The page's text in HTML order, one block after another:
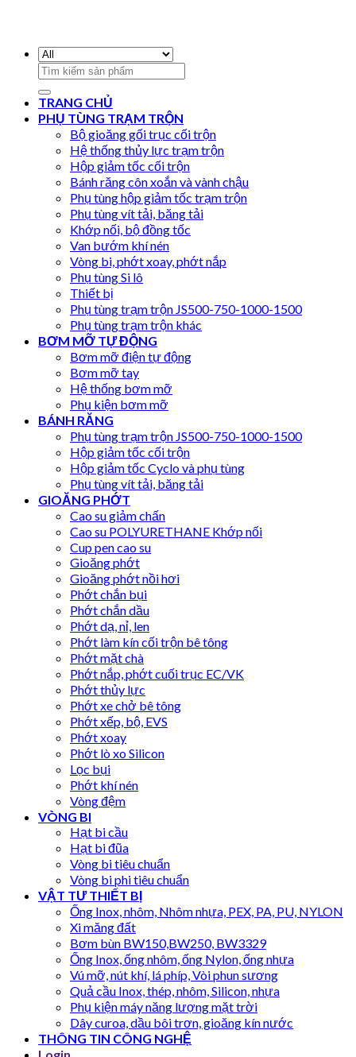
Search
for:
TRANG CHỦ
PHỤ TÙNG TRẠM TRỘN
Bộ gioăng gối trục cối trộn
Hệ thống thủy lực trạm trộn
Hộp giảm tốc cối trộn
Bánh răng côn xoắn và vành chậu
Phụ tùng hộp giảm tốc trạm trộn
Phụ tùng vít tải, băng tải
Khớp nối, bộ đồng tốc
Van bướm khí nén
Vòng bi, phớt xoay, phớt nắp
Phụ tùng Si lô
Thiết bị
Phụ tùng trạm trộn JS500-750-1000-1500
Phụ tùng trạm trộn khác
BƠM MỠ TỰ ĐỘNG
Bơm mỡ điện tự động
Bơm mỡ tay
Hệ thống bơm mỡ
Phụ kiện bơm mỡ
BÁNH RĂNG
Phụ tùng trạm trộn JS500-750-1000-1500
Hộp giảm tốc cối trộn
Hộp giảm tốc Cyclo và phụ tùng
Phụ tùng vít tải, băng tải
GIOĂNG PHỚT
Cao su giảm chấn
Cao su POLYURETHANE Khớp nối
Cup pen cao su
Gioăng phớt
Gioăng phớt nồi hơi
Phớt chắn bụi
Phớt chắn dầu
Phớt dạ, nỉ, len
Phớt làm kín cối trộn bê tông
Phớt mặt chà
Phớt nắp, phớt cuối trục EC/VK
Phớt thủy lực
Phớt xe chở bê tông
Phớt xếp, bộ, EVS
Phớt xoay
Phớt lò xo Silicon
Lọc bụi
Phớt khí nén
Vòng đệm
VÒNG BI
Hạt bi cầu
Hạt bi đũa
Vòng bi tiêu chuẩn
Vòng bi phi tiêu chuẩn
VẬT TƯ THIẾT BỊ
Ống Inox, nhôm, Nhôm nhựa, PEX, PA, PU, NYLON
Xi măng đất
Bơm bùn BW150,BW250, BW3329
Ống Inox, ống nhôm, ống Nylon, ống nhựa
Vú mỡ, nút khí, lá phíp, Vòi phun sương
Quả cầu Inox, thép, nhôm, Silicon, nhựa
Phụ kiện máy năng lượng mặt trời
Dây curoa, dầu bôi trơn, gioăng kín nước
THÔNG TIN CÔNG NGHỆ